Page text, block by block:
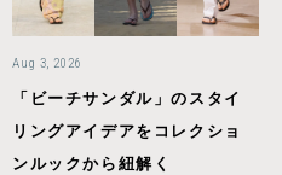
Aug 3, 2026
「ビーチサンダル」のスタイ
リングアイデアをコレクショ
ンルックから紐解く